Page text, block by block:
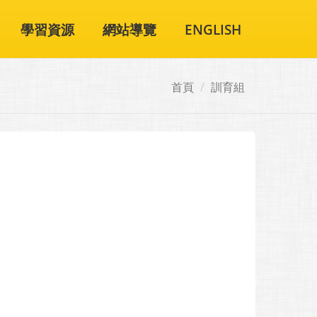
學習資源 網站導覽 ENGLISH
首頁 訓育組